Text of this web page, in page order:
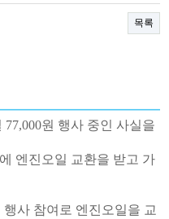
목록
원 행사 중인 사실을
엔진오일 교환을 받고 가
사 참여로 엔진오일을 교